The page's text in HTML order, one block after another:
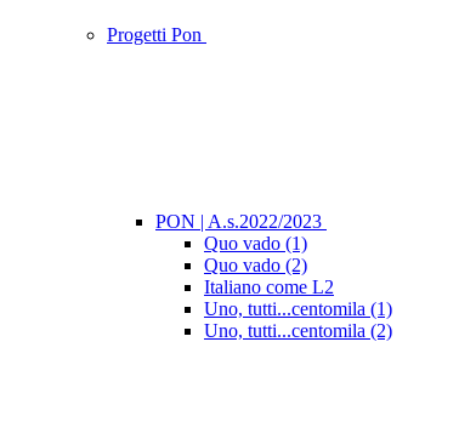
Progetti Pon
PON | A.s.2022/2023
Quo vado (1)
Quo vado (2)
Italiano come L2
Uno, tutti...centomila (1)
Uno, tutti...centomila (2)